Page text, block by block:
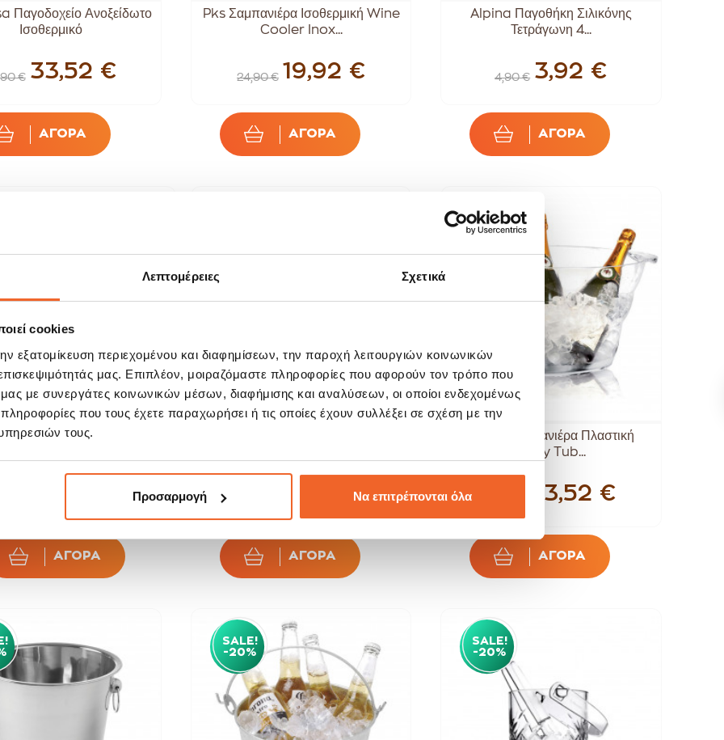
Λεπτομέρειες Σχετικά
cookies
εξατομίκευση περιεχομένου και διαφημίσεων, την παροχή λειτουργιών κοινωνικών
μας. Επιπλέον, μοιραζόμαστε πληροφορίες που αφορούν τον τρόπο που
μας με συνεργάτες κοινωνικών μέσων, διαφήμισης και αναλύσεων, οι οποίοι ενδεχομένως
που τους έχετε παραχωρήσει ή τις οποίες έχουν συλλέξει σε σχέση με την
τους.
Προσαρμογή Να επιτρέπονται όλα
Παγοδοχείο Ανοξείδωτο
Ισοθερμικό
€ 33,52 €
ΑΓΟΡΑ
Pks Σαμπανιέρα Ισοθερμική Wine
Cooler Inox...
24,90 € 19,92 €
ΑΓΟΡΑ
Alpina Παγοθήκη Σιλικόνης
Τετράγωνη 4...
4,90 € 3,92 €
ΑΓΟΡΑ
Παγοθήκη Σιλικόνης
ΑΓΟΡΑ
14,32 €
ΑΓΟΡΑ
SALE!
-20%
Hendi Σαμπανιέρα Πλαστική
Party Tub...
33,52 €
ΑΓΟΡΑ
SALE!
-20%
SALE!
-20%